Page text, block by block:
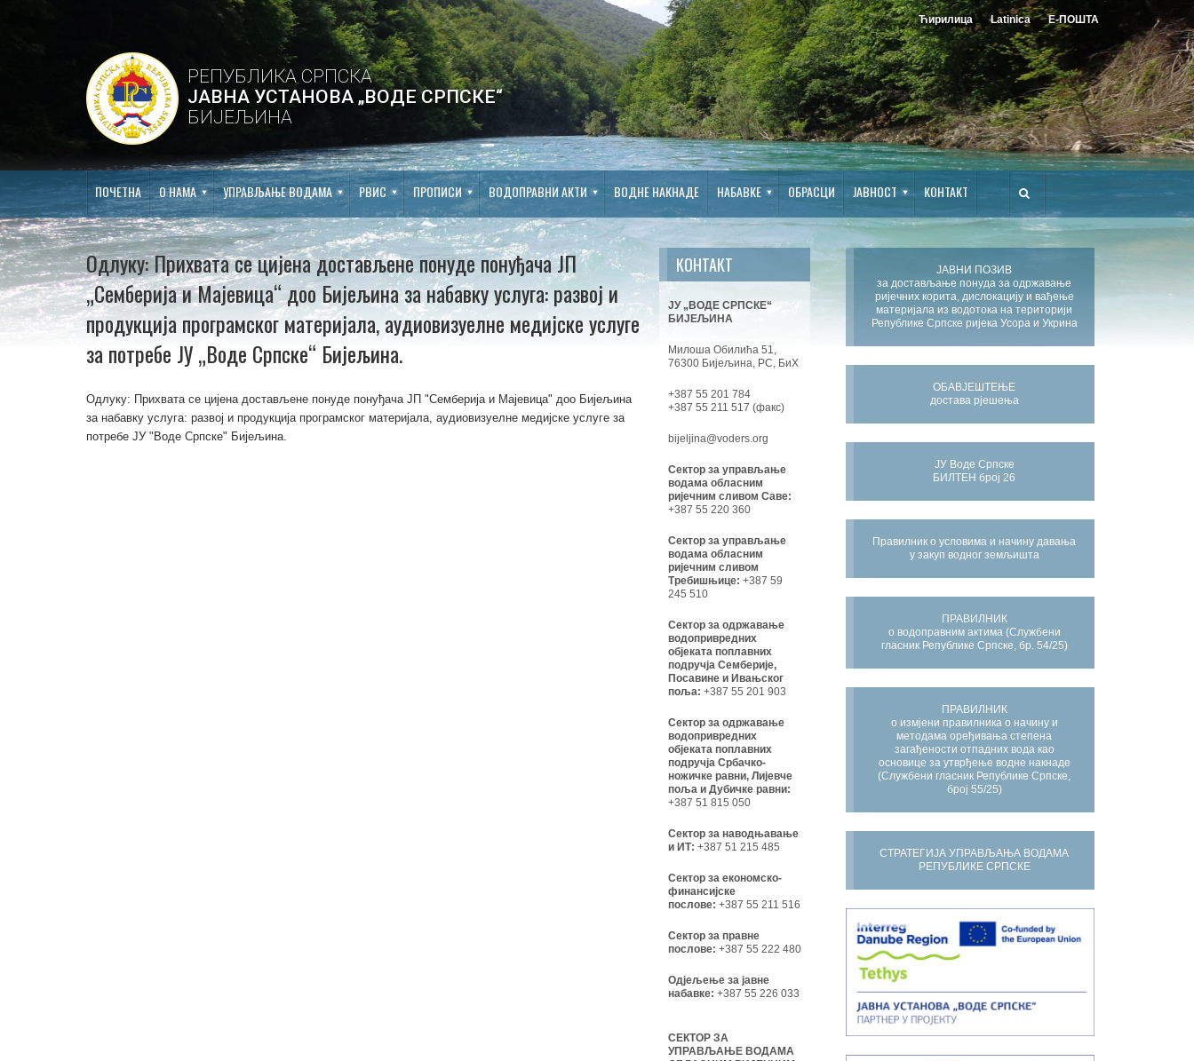
Ћирилица Latinica Е-ПОШТА
РЕПУБЛИКА СРПСКА
ЈАВНА УСТАНОВА „ВОДЕ СРПСКЕ“
БИЈЕЉИНА
ПОЧЕТНА О НАМА УПРАВЉАЊЕ ВОДАМА РВИС ПРОПИСИ ВОДОПРАВНИ АКТИ ВОДНЕ НАКНАДЕ НАБАВКЕ ОБРАСЦИ ЈАВНОСТ КОНТАКТ
Одлуку: Прихвата се цијена достављене понуде понуђача ЈП
„Семберија и Мајевица“ доо Бијељина за набавку услуга: развој и
продукција програмског материјала, аудиовизуелне медијске услуге
за потребе ЈУ „Воде Српске“ Бијељина.
Одлуку: Прихвата се цијена достављене понуде понуђача ЈП "Семберија и Мајевица" доо Бијељина
за набавку услуга: развој и продукција програмског материјала, аудиовизуелне медијске услуге за
потребе ЈУ "Воде Српске" Бијељина.
ЈАВНИ ПОЗИВ
за достављање понуда за одржавање
ријечних корита, дислокацију и вађење
материјала из водотока на територији
Републике Српске ријека Усора и Укрина
ОБАВЈЕШТЕЊЕ
достава рјешења
ЈУ Воде Српске
БИЛТЕН број 26
Правилник о условима и начину давања
у закуп водног земљишта
ПРАВИЛНИК
о водоправним актима (Службени
гласник Републике Српске, бр. 54/25)
ПРАВИЛНИК
о измјени правилника о начину и
методама оређивања степена
загађености отпадних вода као
основице за утврђење водне накнаде
(Службени гласник Републике Српске,
број 55/25)
СТРАТЕГИЈА УПРАВЉАЊА ВОДАМА
РЕПУБЛИКЕ СРПСКЕ
КОНТАКТ
ЈУ „ВОДЕ СРПСКЕ“
БИЈЕЉИНА
Милоша Обилића 51,
76300 Бијељина, РС, БиХ
+387 55 201 784
+387 55 211 517 (факс)
bijeljina@voders.org
Сектор за управљање
водама обласним
ријечним сливом Саве:
+387 55 220 360
Сектор за управљање
водама обласним
ријечним сливом
Требишњице: +387 59
245 510
Сектор за одржавање
водопривредних
објеката поплавних
подручја Семберије,
Посавине и Ивањског
поља: +387 55 201 903
Сектор за одржавање
водопривредних
објеката поплавних
подручја Србачко-
ножичке равни, Лијевче
поља и Дубичке равни:
+387 51 815 050
Сектор за наводњавање
и ИТ: +387 51 215 485
Сектор за економско-
финансијске
послове: +387 55 211 516
Сектор за правне
послове: +387 55 222 480
Одјељење за јавне
набавке: +387 55 226 033
СЕКТОР ЗА
УПРАВЉАЊЕ ВОДАМА